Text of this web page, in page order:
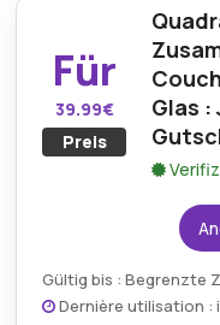
von kostenlosen
qualifizierten
Versandkosten
Berechtigung:
Art des
Bedingungen:
Für
39.99€
Preis
Glas
Gültig bis : Begrenzte
Dernière utilisation :